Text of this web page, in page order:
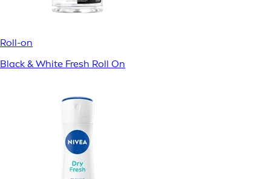
Roll-on
Black & White Fresh Roll On